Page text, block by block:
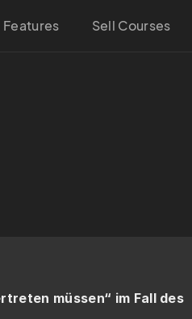
Features Sell Courses
müssen“ im Fall des